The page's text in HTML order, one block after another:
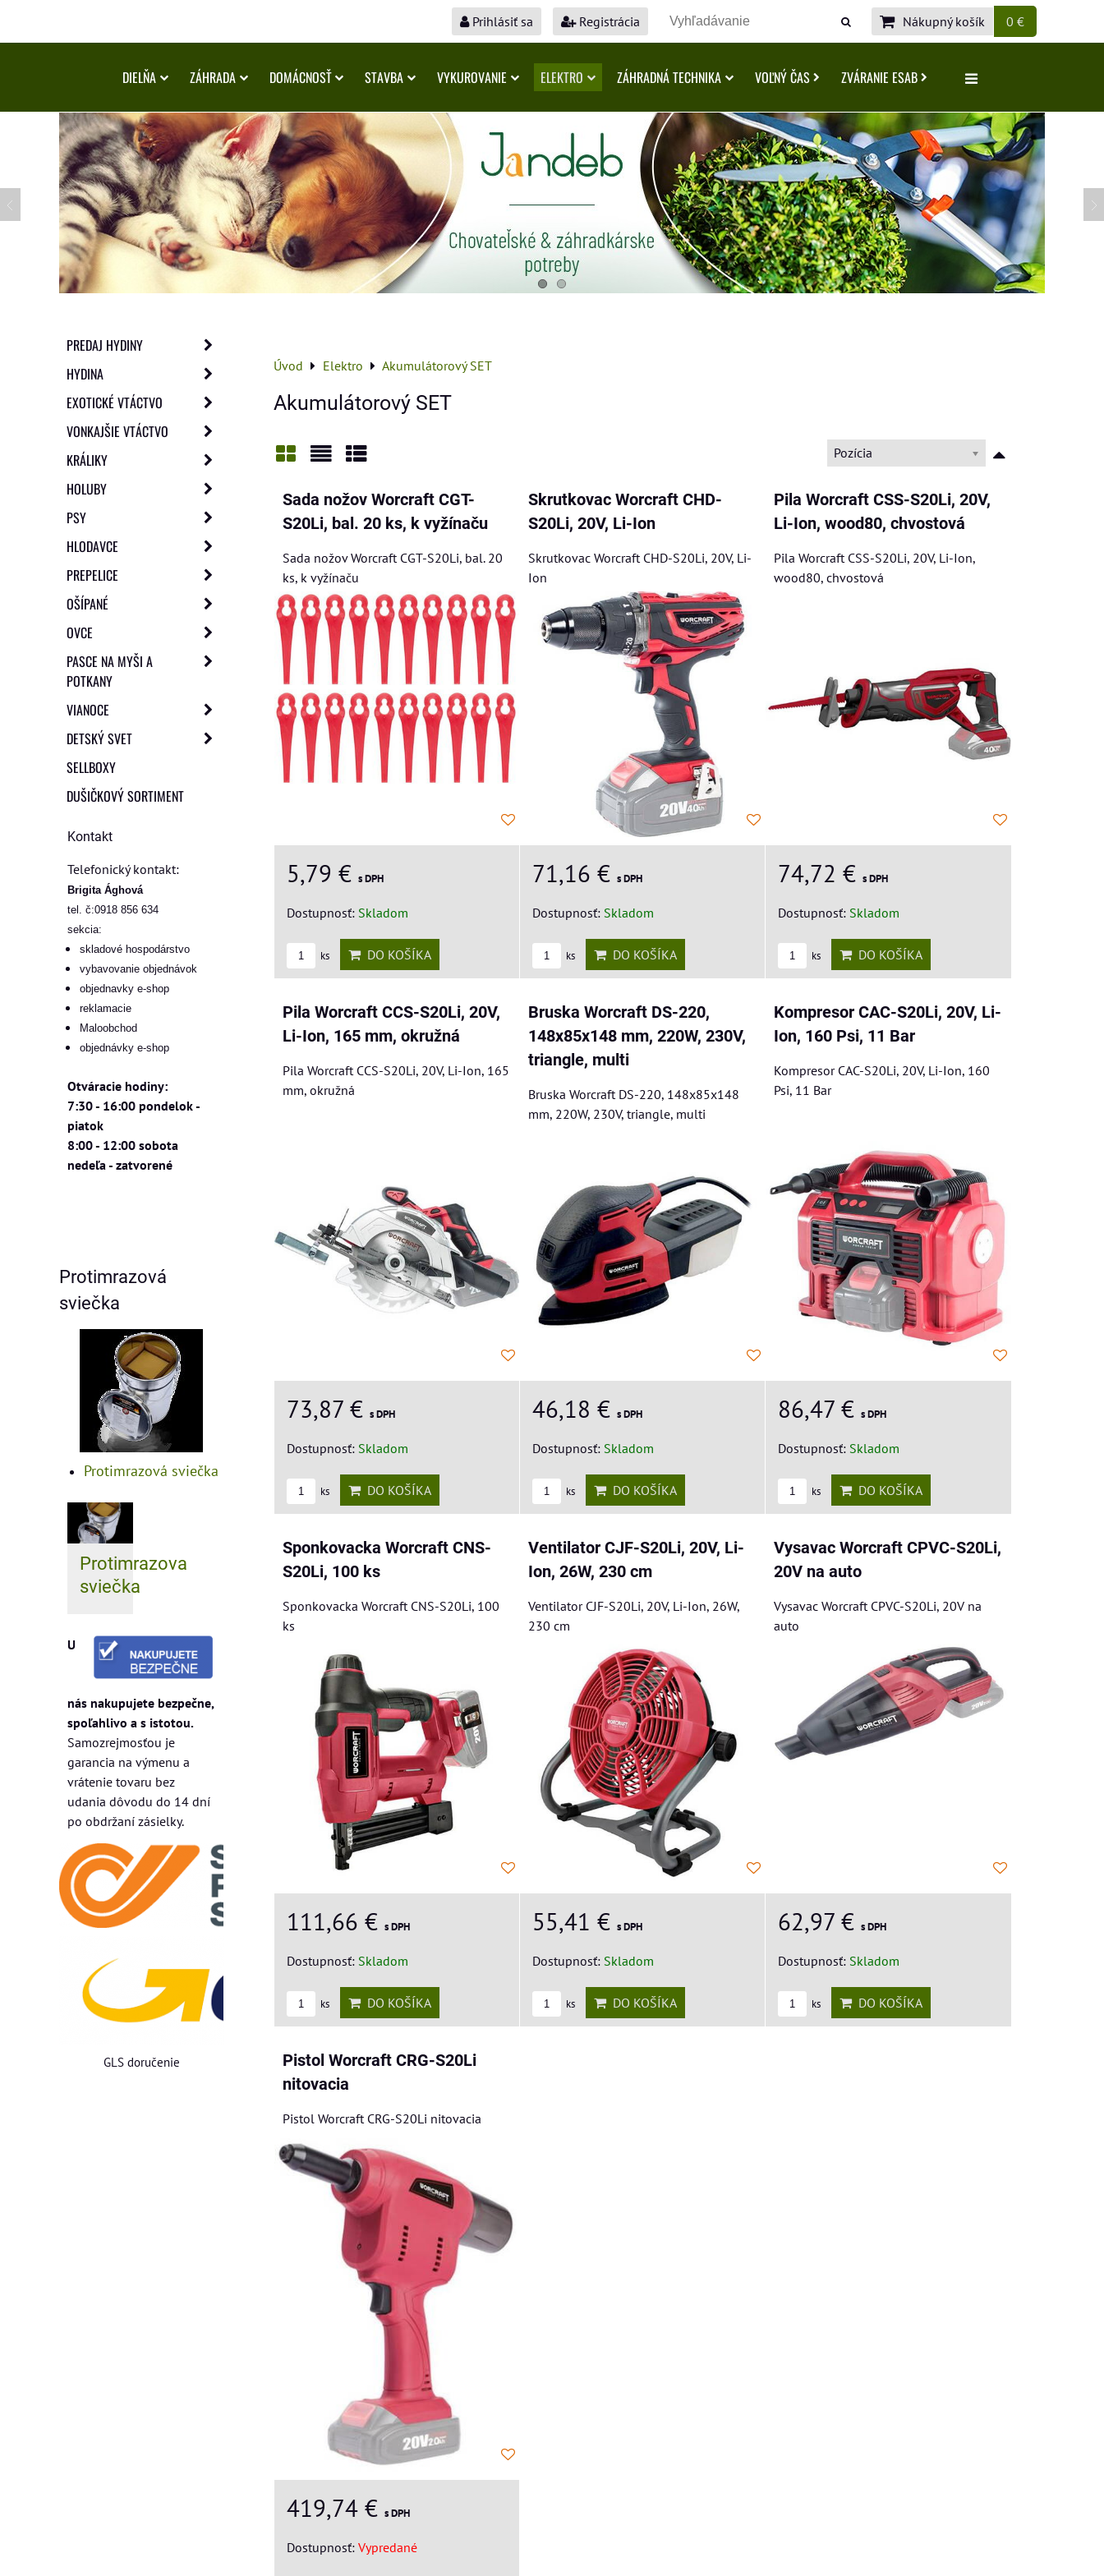
Prihlásiť sa Registrácia Nákupný košík 0 €
DIELŇA ZÁHRADA DOMÁCNOSŤ STAVBA VYKUROVANIE ELEKTRO ZÁHRADNÁ TECHNIKA VOĽNÝ ČAS ZVÁRANIE ESAB
Úvod Elektro Akumulátorový SET
Akumulátorový SET
Pozícia
Sada nožov Worcraft CGT-
S20Li, bal. 20 ks, k vyžínaču
Sada nožov Worcraft CGT-S20Li, bal. 20
ks, k vyžínaču
5,79 € s DPH
Dostupnosť: Skladom
ks DO KOŠÍKA
Skrutkovac Worcraft CHD-
S20Li, 20V, Li-Ion
Skrutkovac Worcraft CHD-S20Li, 20V, Li-
Ion
71,16 € s DPH
Dostupnosť: Skladom
ks DO KOŠÍKA
Pila Worcraft CSS-S20Li, 20V,
Li-Ion, wood80, chvostová
Pila Worcraft CSS-S20Li, 20V, Li-Ion,
wood80, chvostová
74,72 €s DPH
Dostupnosť: Skladom
ks DO KOŠÍKA
Pila Worcraft CCS-S20Li, 20V,
Li-Ion, 165 mm, okružná
Pila Worcraft CCS-S20Li, 20V, Li-Ion, 165
mm, okružná
73,87 € s DPH
Dostupnosť: Skladom
ks DO KOŠÍKA
Bruska Worcraft DS-220,
148x85x148 mm, 220W, 230V,
triangle, multi
Bruska Worcraft DS-220, 148x85x148
mm, 220W, 230V, triangle, multi
46,18 € s DPH
Dostupnosť: Skladom
ks DO KOŠÍKA
Kompresor CAC-S20Li, 20V, Li-
Ion, 160 Psi, 11 Bar
Kompresor CAC-S20Li, 20V, Li-Ion, 160
Psi, 11 Bar
86,47 €s DPH
Dostupnosť: Skladom
ks DO KOŠÍKA
Sponkovacka Worcraft CNS-
S20Li, 100 ks
Sponkovacka Worcraft CNS-S20Li, 100
ks
111,66 € s DPH
Dostupnosť: Skladom
ks DO KOŠÍKA
Ventilator CJF-S20Li, 20V, Li-
Ion, 26W, 230 cm
Ventilator CJF-S20Li, 20V, Li-Ion, 26W,
230 cm
55,41 € s DPH
Dostupnosť: Skladom
ks DO KOŠÍKA
Vysavac Worcraft CPVC-S20Li,
20V na auto
Vysavac Worcraft CPVC-S20Li, 20V na
auto
62,97 €s DPH
Dostupnosť: Skladom
ks DO KOŠÍKA
Pistol Worcraft CRG-S20Li
nitovacia
Pistol Worcraft CRG-S20Li nitovacia
419,74 € s DPH
Dostupnosť: Vypredané
PREDAJ HYDINY
HYDINA
EXOTICKÉ VTÁCTVO
VONKAJŠIE VTÁCTVO
KRÁLIKY
HOLUBY
PSY
HLODAVCE
PREPELICE
OŠÍPANÉ
OVCE
PASCE NA MYŠI A
POTKANY
VIANOCE
DETSKÝ SVET
SELLBOXY
DUŠIČKOVÝ SORTIMENT
Kontakt
Telefonický kontakt:
Brigita Ághová
tel. č:0918 856 634
sekcia:
skladové hospodárstvo
vybavovanie objednávok
objednavky e-shop
reklamacie
Maloobchod
objednávky e-shop
Otváracie hodiny:
7:30 - 16:00 pondelok -
piatok
8:00 - 12:00 sobota
nedeľa - zatvorené
Protimrazová
sviečka
Protimrazová sviečka
Protimrazova
sviečka
U
nás nakupujete bezpečne,
spoľahlivo a s istotou.
Samozrejmosťou je
garancia na výmenu a
vrátenie tovaru bez
udania dôvodu do 14 dní
po obdržaní zásielky.
GLS doručenie